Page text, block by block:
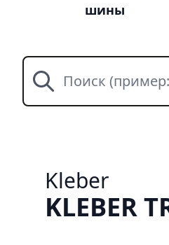
шины
Поиск
Kleber
KLEBER